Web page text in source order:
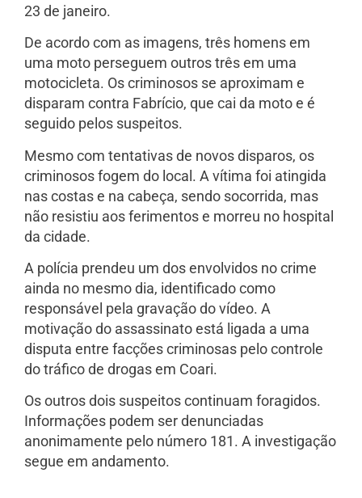
23 de janeiro.
De acordo com as imagens, três homens em
uma moto perseguem outros três em uma
motocicleta. Os criminosos se aproximam e
disparam contra Fabrício, que cai da moto e é
seguido pelos suspeitos.
Mesmo com tentativas de novos disparos, os
criminosos fogem do local. A vítima foi atingida
nas costas e na cabeça, sendo socorrida, mas
não resistiu aos ferimentos e morreu no hospital
da cidade.
A polícia prendeu um dos envolvidos no crime
ainda no mesmo dia, identificado como
responsável pela gravação do vídeo. A
motivação do assassinato está ligada a uma
disputa entre facções criminosas pelo controle
do tráfico de drogas em Coari.
Os outros dois suspeitos continuam foragidos.
Informações podem ser denunciadas
anonimamente pelo número 181. A investigação
segue em andamento.